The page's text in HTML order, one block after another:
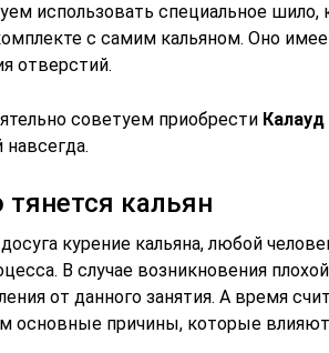
использовать специальное шило,
с самим кальяном. Оно
отверстий.
советуем приобрести
навсегда.
кальян
курение кальяна, любой
В случае возникновения
от данного занятия. А время
основные причины, которые влияют